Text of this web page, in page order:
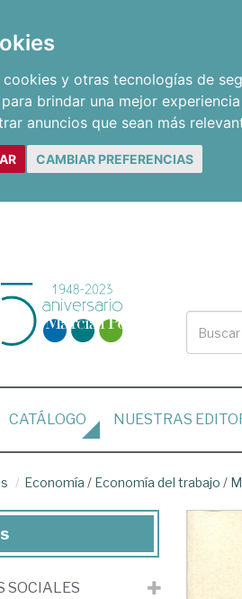
y otras tecnologías de
para brindar una mejor
anuncios que sean más
CAMBIAR PREFERENCIAS
CATÁLOGO NUESTRAS
Economía / Economía del trabajo /
SOCIALES